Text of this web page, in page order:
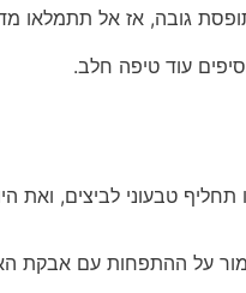
עוד טיפה חלב.
טבעוני לביצים, ואת
על ההתפחות עם אבקת